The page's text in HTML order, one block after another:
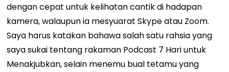
dengan cepat untuk kelihatan cantik di hadapan
kamera, walaupun ia mesyuarat Skype atau Zoom.
Saya harus katakan bahawa salah satu rahsia yang
saya sukai tentang rakaman Podcast 7 Hari untuk
Menakjubkan, selain menemu bual tetamu yang